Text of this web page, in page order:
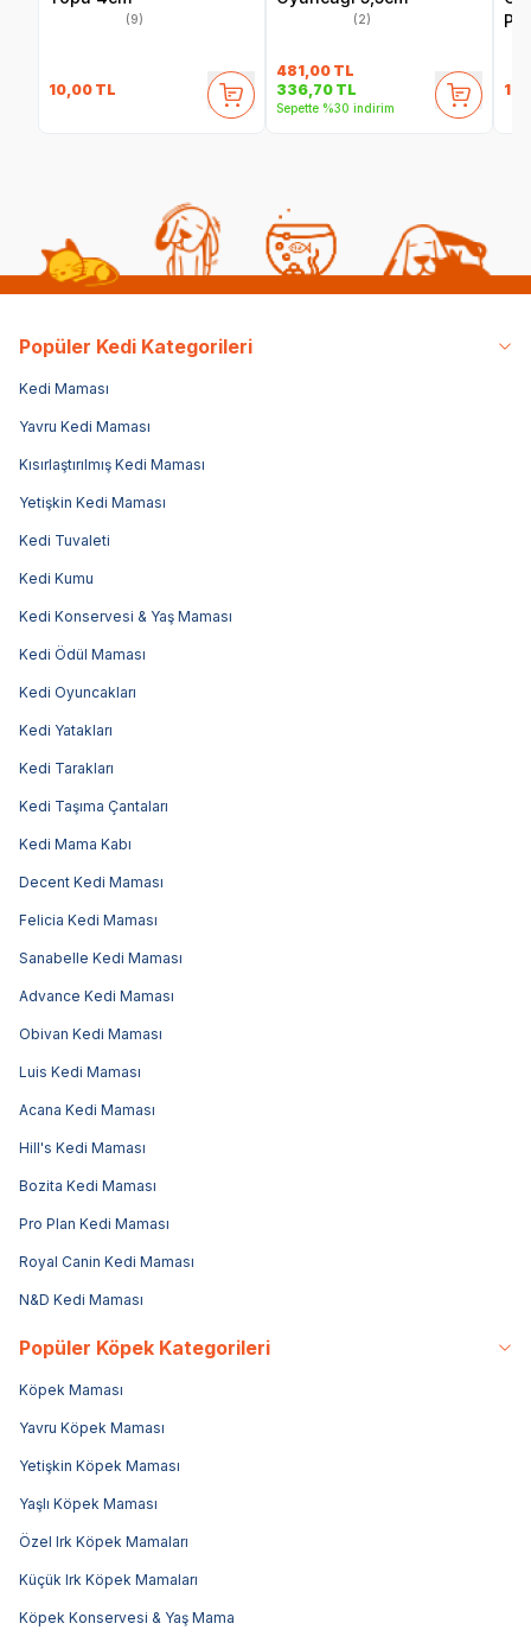
(9)
10,00 TL
(2)
481,00 TL
336,70 TL
Sepette %30 indirim
Popüler Kedi Kategorileri
Kedi Maması
Yavru Kedi Maması
Kısırlaştırılmış Kedi Maması
Yetişkin Kedi Maması
Kedi Tuvaleti
Kedi Kumu
Kedi Konservesi & Yaş Maması
Kedi Ödül Maması
Kedi Oyuncakları
Kedi Yatakları
Kedi Tarakları
Kedi Taşıma Çantaları
Kedi Mama Kabı
Decent Kedi Maması
Felicia Kedi Maması
Sanabelle Kedi Maması
Advance Kedi Maması
Obivan Kedi Maması
Luis Kedi Maması
Acana Kedi Maması
Hill's Kedi Maması
Bozita Kedi Maması
Pro Plan Kedi Maması
Royal Canin Kedi Maması
N&D Kedi Maması
Popüler Köpek Kategorileri
Köpek Maması
Yavru Köpek Maması
Yetişkin Köpek Maması
Yaşlı Köpek Maması
Özel Irk Köpek Mamaları
Küçük Irk Köpek Mamaları
Köpek Konservesi & Yaş Mama